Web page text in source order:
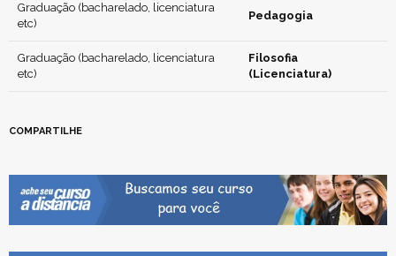
Graduação (bacharelado, licenciatura
etc)
Pedagogia
Graduação (bacharelado, licenciatura
etc)
Filosofia
(Licenciatura)
COMPARTILHE